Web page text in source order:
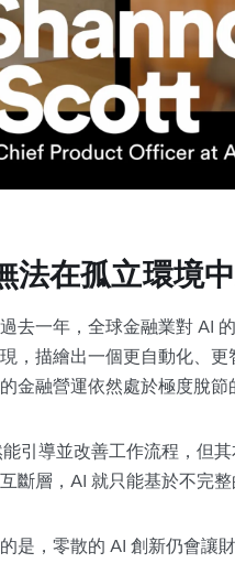
法在孤立環境
去一年，全球金融業對 AI
，描繪出一個更自動化、
金融營運依然處於極度脫節
引導並改善工作流程，但
斷層，AI 就只能基於不完
是，零散的 AI 創新仍會讓